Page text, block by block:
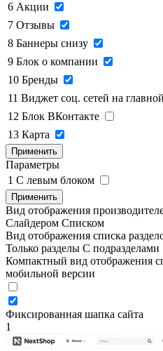
6 Акции
7 Отзывы
8 Баннеры снизу
9 Блок о компании
10 Бренды
11 Виджет соц. сетей на главной
12 Блок ВКонтакте
13 Карта
Применить
Параметры
1 C левым блоком
Применить
Вид отображения
Слайдером Списком
Вид отображения списка
Только разделы С подразделами
Компактный вид отображения
мобильной версии
Фиксированная шапка сайта
1